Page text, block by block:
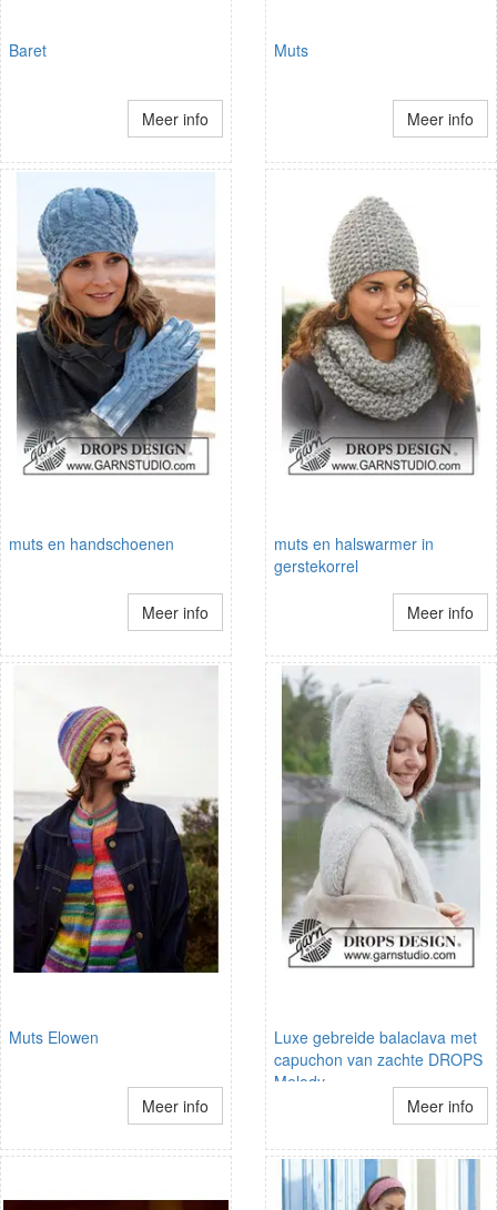
Baret
Meer info
Muts
Meer info
muts en handschoenen
Meer info
muts en halswarmer in
gerstekorrel
Meer info
Muts Elowen
Meer info
Luxe gebreide balaclava met
capuchon van zachte DROPS
Melody
Meer info